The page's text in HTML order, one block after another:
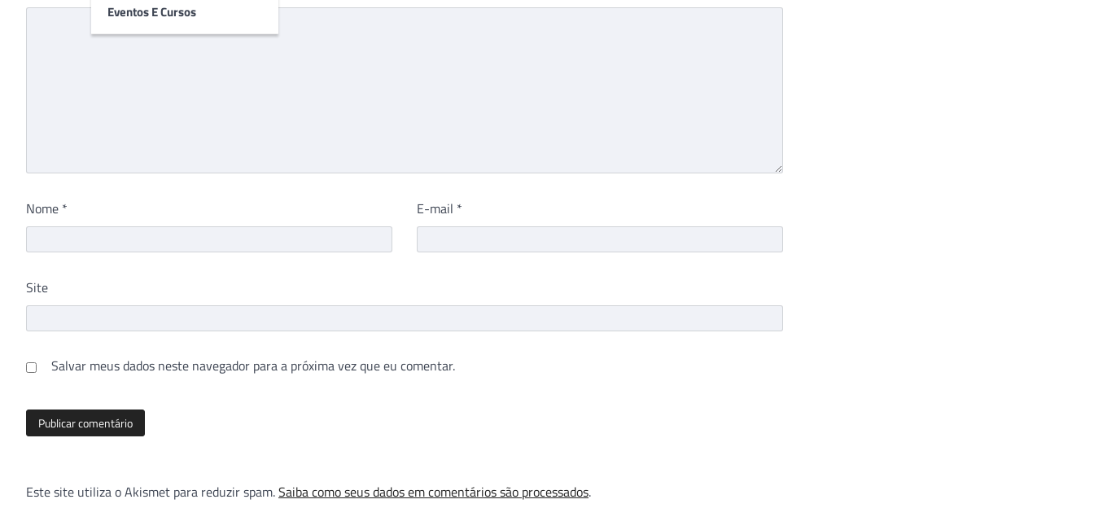
Eventos E Cursos
Nome * E-mail *
Site
Salvar meus dados neste navegador para a próxima vez que eu comentar.
Este site utiliza o Akismet para reduzir spam.Saiba como seus dados em comentários são processados.